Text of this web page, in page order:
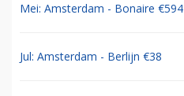
Mei: Amsterdam - Bonaire €594
Jul: Amsterdam - Berlijn €38